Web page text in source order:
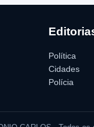
Política
Cidades
Polícia